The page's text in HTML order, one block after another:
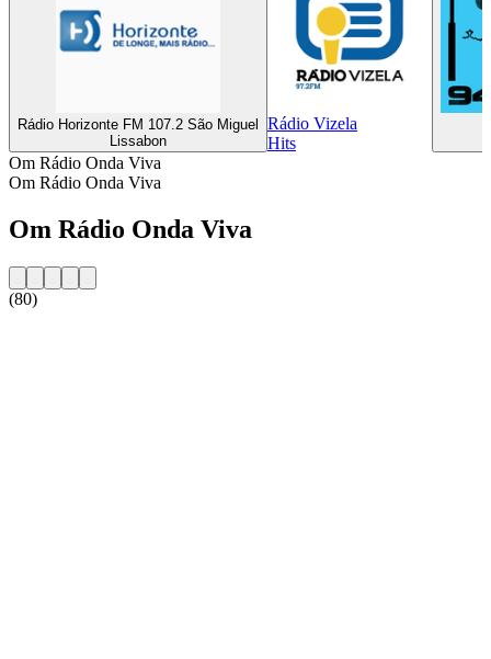
Rádio Horizonte FM 107.2 São Miguel
Lissabon
Rádio Vizela
Hits
Om Rádio Onda Viva
Om Rádio Onda Viva
Om Rádio Onda Viva
(80)